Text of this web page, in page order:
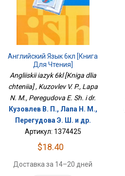
Английский Язык 6кл [Книга
Для Чтения]
Angliiskii iazyk 6kl [Kniga dlia
chteniia] , Kuzovlev V. P., Lapa
N. M., Peregudova E. Sh. i dr.
Кузовлев В. П., Лапа Н. М.,
Перегудова Э. Ш. и др.
Артикул: 1374425
$18.40
Доставка за 14–20 дней